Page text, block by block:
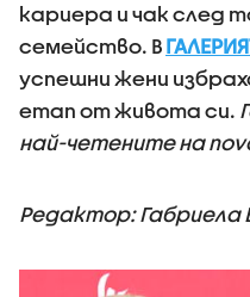
кариера и чак след
семейство. В
успешни жени
етап от живота си.
най-четените на
Редактор: Габриела